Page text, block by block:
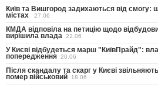
Київ та Вишгород задихаються від смогу:
містах 27.06
КМДА відповіла на петицію щодо
вирішила влада 22.06
У Києві відбудеться марш "КиївПрайд":
попередження 20.06
Після скандалу та скарг у Києві
помер військовий 18.06